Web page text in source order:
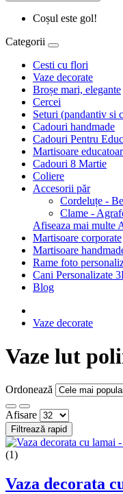
Coșul este gol!
Categorii
Cesti cu flori
Vaze decorate
Broșe mari, elegante
Cercei
Seturi (pandantiv si
Cadouri handmade
Cadouri Pentru
Martisoare
Cadouri 8 Martie
Coliere
Accesorii păr
Cordeluțe -
Clame -
Afiseaza mai multe
Martisoare corporate
Martisoare
Rame foto
Cani Personalizate
Blog
Vaze decorate
Vaze lut
Ordonează
Afisare
Filtrează rapid
(1)
Vaza decorata